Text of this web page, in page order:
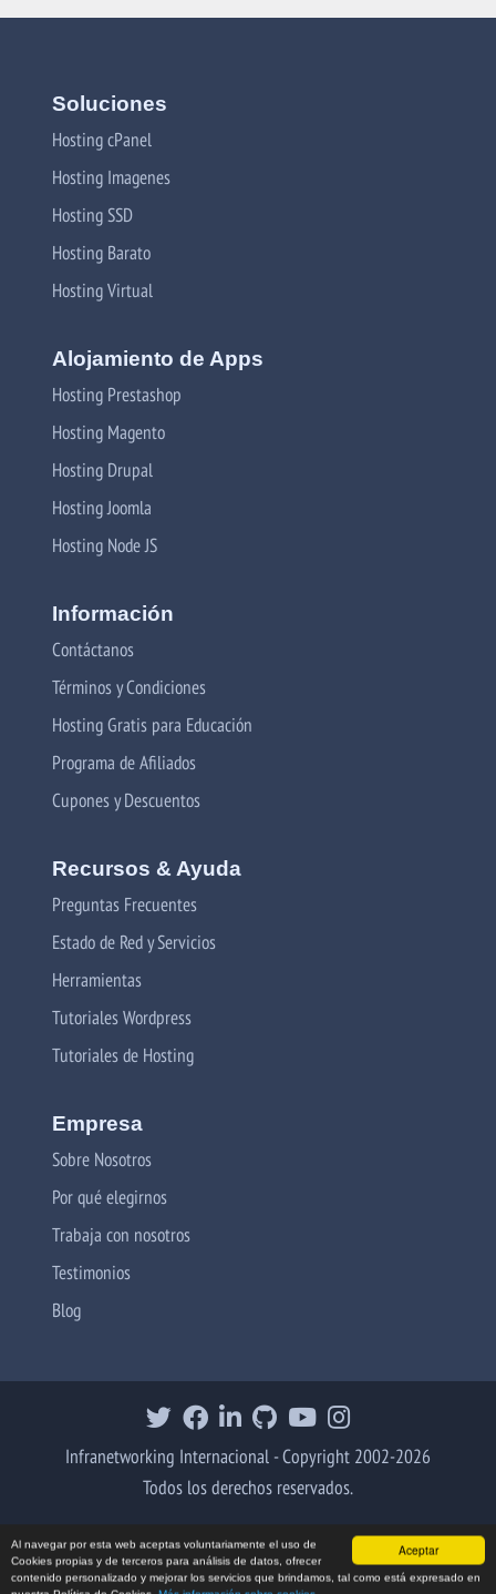
Aceptar
Al navegar por esta web aceptas voluntariamente el uso de
Cookies propias y de terceros para análisis de datos, ofrecer
contenido personalizado y mejorar los servicios que brindamos, tal como está expresado en
Soluciones
Hosting cPanel
Hosting Imagenes
Hosting SSD
Hosting Barato
Hosting Virtual
Alojamiento de Apps
Hosting Prestashop
Hosting Magento
Hosting Drupal
Hosting Joomla
Hosting Node JS
Información
Contáctanos
Términos y Condiciones
Hosting Gratis para Educación
Programa de Afiliados
Cupones y Descuentos
Recursos & Ayuda
Preguntas Frecuentes
Estado de Red y Servicios
Herramientas
Tutoriales Wordpress
Tutoriales de Hosting
Empresa
Sobre Nosotros
Por qué elegirnos
Trabaja con nosotros
Testimonios
Blog
Infranetworking Internacional - Copyright 2002-2026
Todos los derechos reservados.